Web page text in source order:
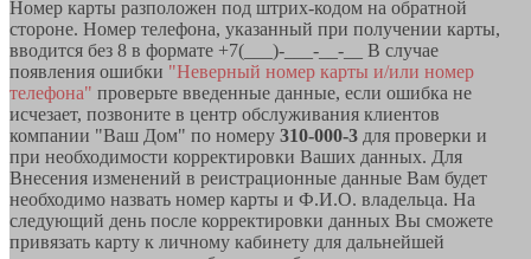
Номер карты разположен под штрих-кодом на обратной
стороне. Номер телефона, указанный при получении карты,
вводится без 8 в формате +7(___)-___-__-__ В случае
появления ошибки "Неверный номер карты и/или номер
телефона" проверьте введенные данные, если ошибка не
исчезает, позвоните в центр обслуживания клиентов
компании "Ваш Дом" по номеру 310-000-3 для проверки и
при необходимости корректировки Ваших данных. Для
Внесения изменений в реистрационные данные Вам будет
необходимо назвать номер карты и Ф.И.О. владельца. На
следующий день после корректировки данных Вы сможете
привязать карту к личному кабинету для дальнейшей